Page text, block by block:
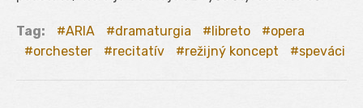
Tag: ARIA dramaturgia libreto
opera
orchester
recitatív režijný koncept speváci